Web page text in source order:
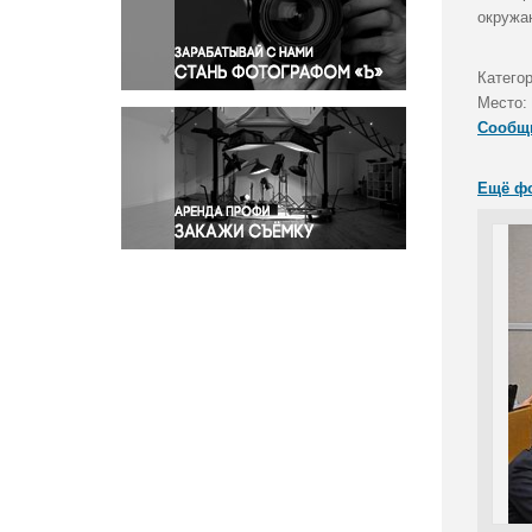
Правосудие
Происшествия и конфликты
Религия
Светская жизнь
Спорт
Экология
Экономика и бизнес
Место:
Ещё